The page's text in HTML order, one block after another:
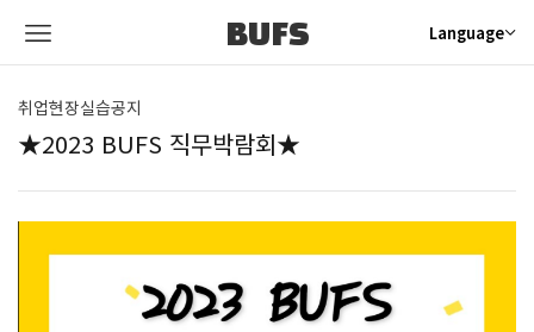
BUFS Language
취업현장실습공지
★2023 BUFS 직무박람회★